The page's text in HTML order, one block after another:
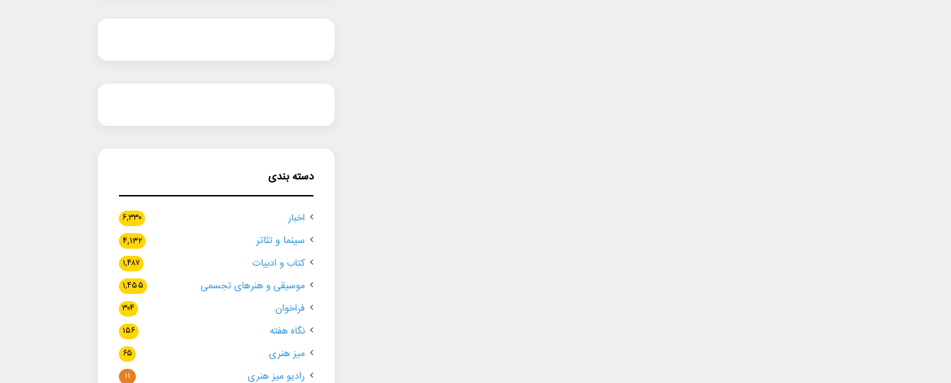
دسته بندی
اخبار ۶,۳۳۰
سینما و تئاتر ۴,۱۳۲
کتاب و ادبیات ۱,۴۸۷
موسیقی و هنرهای تجسمی ۱,۴۵۵
فراخوان ۳۰۴
نگاه هفته ۱۵۶
میز هنری ۶۵
رادیو میز هنری ۱۱